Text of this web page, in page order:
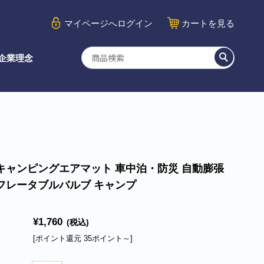
マイページへログイン カート を見る
業理念
ャンピングエアマット 車中泊・防災 自動膨張
レータブルバルブ キャンプ
¥1,760 (税込)
[ポイント還元 35ポイント～]